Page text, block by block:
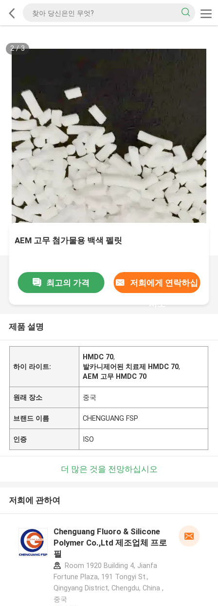
2/3
AEM 고무 첨가물용 백색 펠릿
최고의 가격 저희에게 연락하십
시오
제품 설명
하이 라이트:
HMDC 70,
발카니제어된 치료제 HMDC 70,
AEM 고무 HMDC 70
원래 장소 중국
브랜드 이름 CHENGUANG FSP
인증 ISO
더 많은 것을 전망하십시오
저희에 관하여
Chenguang Fluoro & Silicone
Polymer Co.,Ltd 제조업체 프로
필
Room 1920 Building 4, Jianfa
Fortune Plaza, 191 Tongyi St.,
Qingyang District, Chengdu, China ,
중국